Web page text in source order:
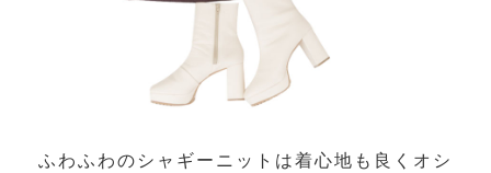
ふわふわのシャギーニットは着心地も良くオシ